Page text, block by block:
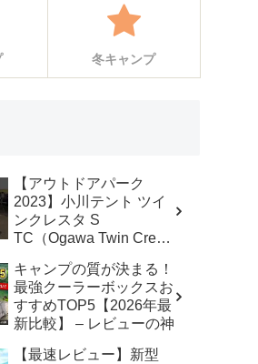
冬キャンプ
【アウトドアパーク
2023】小川テント ツイ
ンクレスタ S
TC（Ogawa Twin Cresta
介 #Short #ショート –
akoakoa
キャンプの質が決まる！
最強クーラーボックスお
すすめTOP5【2026年最
新比較】 – レビューの神
【最速レビュー】新型